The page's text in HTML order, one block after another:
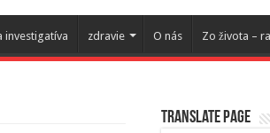
investigatíva zdravie O nás Zo života –
Translate page